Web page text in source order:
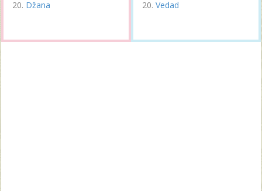
Džana Vedad